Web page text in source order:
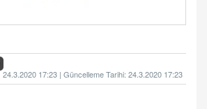
24.3.2020 17:23 | Güncelleme Tarihi: 24.3.2020 17:23